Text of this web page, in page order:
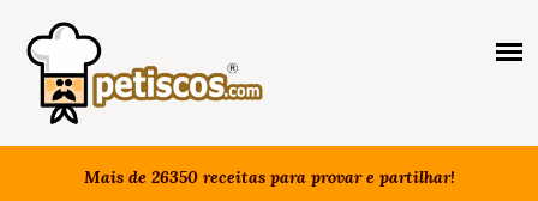
Mais de 26350 receitas para provar e partilhar!